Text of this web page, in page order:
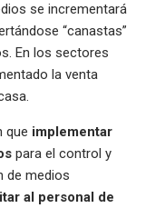
se incrementará
“canastas”
En los sectores
la venta
que implementar
para el control y
de medios
al personal de